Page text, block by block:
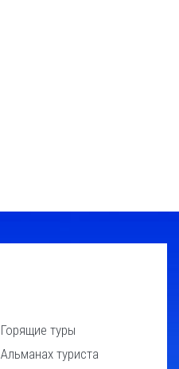
Горящие туры
Альманах туриста